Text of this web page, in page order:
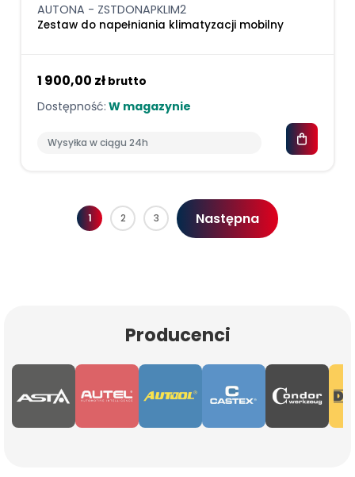
AUTONA - ZSTDONAPKLIM2
Zestaw do napełniania klimatyzacji mobilny
1 900,00 zł brutto
Dostępność: W magazynie
Wysyłka w ciągu 24h
1 2 3 Następna
Producenci